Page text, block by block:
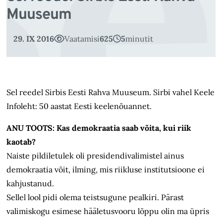
Muuseum
29. IX 2016 Vaatamisi625 5minutit
Sel reedel Sirbis Eesti Rahva Muuseum. Sirbi vahel Keele
Infoleht: 50 aastat Eesti keelenõuannet.
ANU TOOTS: Kas demokraatia saab võita, kui riik
kaotab?
Naiste pildiletulek oli presidendivalimistel ainus
demokraatia võit, ilming, mis riikluse institutsioone ei
kahjustanud.
Sellel lool pidi olema teistsugune pealkiri. Pärast
valimiskogu esimese hääletusvooru lõppu olin ma üpris